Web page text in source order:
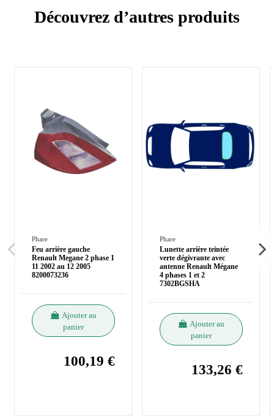
Découvrez d’autres produits
Phare
Feu arrière gauche
Renault Megane 2 phase 1
11 2002 au 12 2005
8200073236
Ajouter au
panier
100,19 €
Phare
Lunette arrière teintée
verte dégivrante avec
antenne Renault Mégane
4 phases 1 et 2
7302BGSHA
Ajouter au
panier
133,26 €